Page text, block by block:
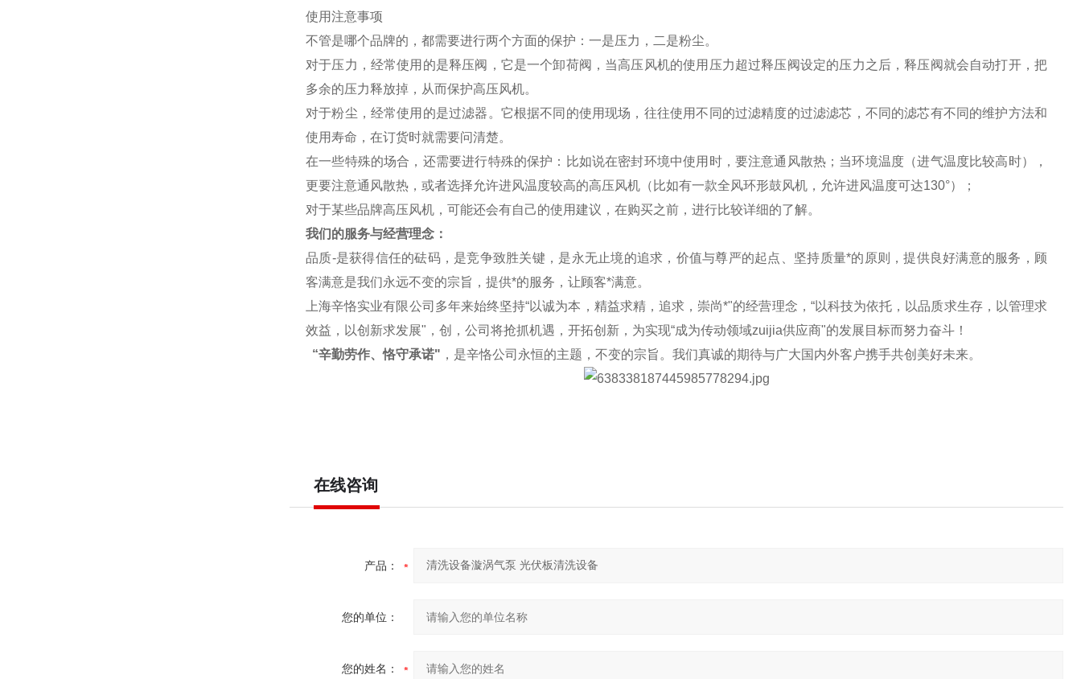
使用注意事项
不管是哪个品牌的 ，都需要进行两个方面的保护：一是压力，二是粉尘。
对于压力，经常使用的是释压阀，它是一个卸荷阀，当高压风机的使用压力超过释压阀设定的压力之后，释压阀就会自动打开，把
多余的压力释放掉，从而保护高压风机。
对于粉尘，经常使用的是过滤器。它根据不同的使用现场，往往使用不同的过滤精度的过滤滤芯，不同的滤芯有不同的维护方法和
使用寿命，在订货时就需要问清楚。
在一些特殊的场合，还需要进行特殊的保护：比如说在密封环境中使用时，要注意通风散热；当环境温度（进气温度比较高时），
更要注意通风散热，或者选择允许进风温度较高的高压风机（比如有一款全风环形鼓风机，允许进风温度可达130°）；
对于某些品牌高压风机，可能还会有自己的使用建议，在购买之前，进行比较详细的了解。
我们的服务与经营理念：
品质-是获得信任的砝码，是竞争致胜关键，是永无止境的追求，价值与尊严的起点、坚持质量*的原则，提供良好满意的服务，顾
客满意是我们永远不变的宗旨，提供*的服务，让顾客*满意。
上海辛恪实业有限公司多年来始终坚持“以诚为本，精益求精，追求，崇尚*"的经营理念，“以科技为依托，以品质求生存，以管理求
效益，以创新求发展"，创，公司将抢抓机遇，开拓创新，为实现“成为传动领域zuijia供应商"的发展目标而努力奋斗！
“辛勤劳作、恪守承诺" ，是辛恪公司永恒的主题，不变的宗旨。我们真诚的期待与广大国内外客户携手共创美好未来。
在线咨询
产品：
您的单位：
您的姓名：